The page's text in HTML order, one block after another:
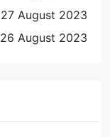
27 August 2023
26 August 2023